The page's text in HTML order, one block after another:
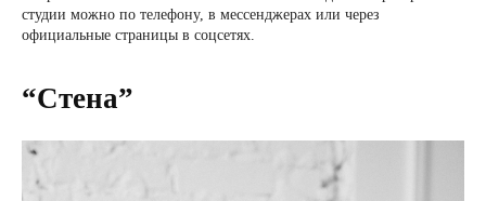
студии можно по телефону, в мессенджерах или через
официальные страницы в соцсетях.
“Стена”